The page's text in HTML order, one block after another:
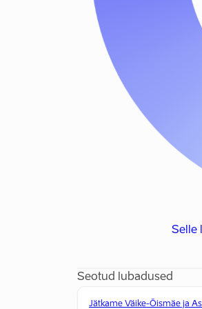
Selle
Seotud lubadused
Jätkame Väike-Õismäe ja